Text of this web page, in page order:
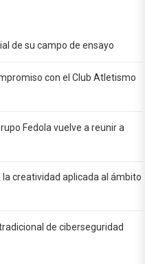
de su campo de ensayo
con el Club Atletismo
Fedola vuelve a reunir a
creatividad aplicada al ámbito
de ciberseguridad